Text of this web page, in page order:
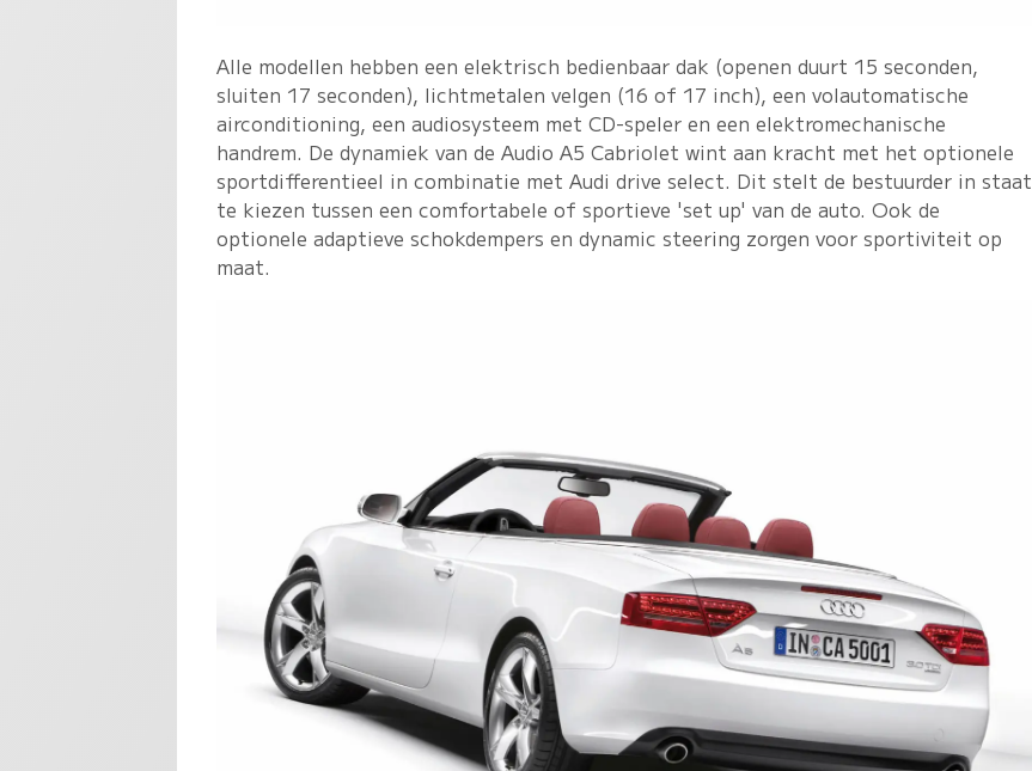
Alle modellen hebben een elektrisch bedienbaar dak (openen duurt 15 seconden,
sluiten 17 seconden), lichtmetalen velgen (16 of 17 inch), een volautomatische
airconditioning, een audiosysteem met CD-speler en een elektromechanische
handrem. De dynamiek van de Audio A5 Cabriolet wint aan kracht met het optionele
sportdifferentieel in combinatie met Audi drive select. Dit stelt de bestuurder in staat
te kiezen tussen een comfortabele of sportieve 'set up' van de auto. Ook de
optionele adaptieve schokdempers en dynamic steering zorgen voor sportiviteit op
maat.